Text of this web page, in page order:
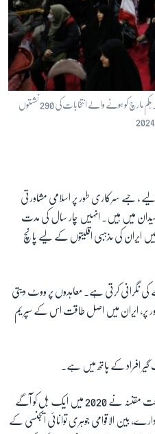
انتخابی مہم کے دوران خواتین ایرانی پرچم لہر رہی ہیں۔ ہکم مارچ کو ہونے والے انتخابات کی 290 نشستوں
کے لیے ، جسے سرکاری طور پر اسلامی مشاورتی
زیادہ امیدوار میدان میں ہیں۔ انہیں چار سال کی مدت
ایران کی مذہبی اقلیتوں کے لیے پانچ
کی نگرانی کرتی ہے۔ معاہدوں پر ووٹ دیتی
پر، ایران میں اصل طاقت اس کے سپریم
گیر افراد کے ہاتھ میں ہے۔
پارلیمنٹ کے اسپیکر محمد باقر قالیباف کے تحت مقننہ نے 2020 میں ایک بل کو آگے
بین الاقوامی جوہری توانائی ایجنسی کے